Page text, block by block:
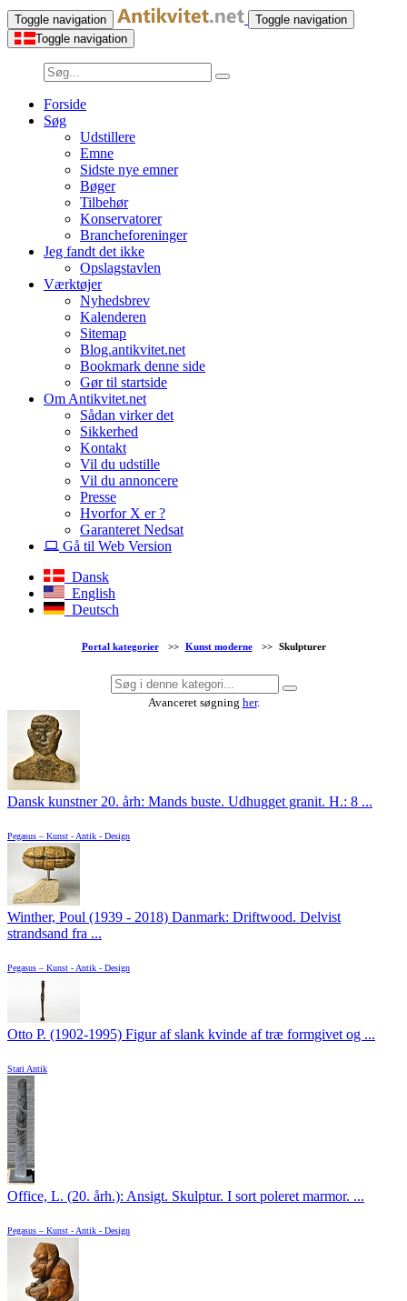
Toggle navigation
Toggle navigation
Toggle navigation
Forside
Søg
Udstillere
Emne
Sidste nye emner
Bøger
Tilbehør
Konservatorer
Brancheforeninger
Jeg fandt det ikke
Opslagstavlen
Værktøjer
Nyhedsbrev
Kalenderen
Sitemap
Blog.antikvitet.net
Bookmark denne side
Gør til startside
Om Antikvitet.net
Sådan virker det
Sikkerhed
Kontakt
Vil du udstille
Vil du annoncere
Presse
Hvorfor X er ?
Garanteret Nedsat
Gå til Web Version
Dansk
English
Deutsch
Portal kategorier >> Kunst moderne >> Skulpturer
Avanceret søgning her.
Dansk kunstner 20. årh: Mands buste. Udhugget granit. H.: 8 ...
Pegasus – Kunst - Antik - Design
Winther, Poul (1939 - 2018) Danmark: Driftwood. Delvist
strandsand fra ...
Pegasus – Kunst - Antik - Design
Otto P. (1902-1995) Figur af slank kvinde af træ formgivet og ...
Stari Antik
Office, L. (20. årh.): Ansigt. Skulptur. I sort poleret marmor. ...
Pegasus – Kunst - Antik - Design